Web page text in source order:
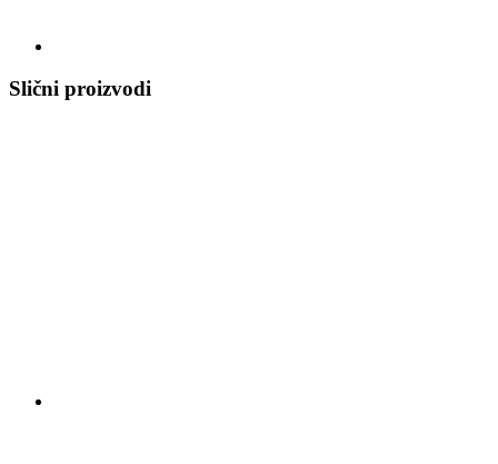
Slični proizvodi